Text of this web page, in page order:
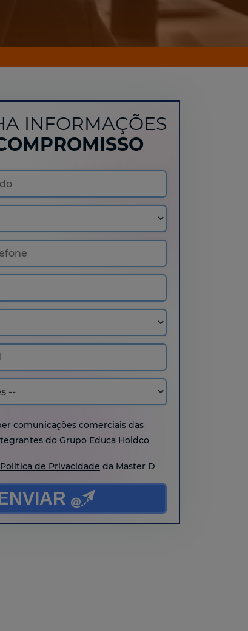
INFORMAÇÕES
comunicações comerciais das
do Grupo Educa Holdco
Política de Privacidade da Master D